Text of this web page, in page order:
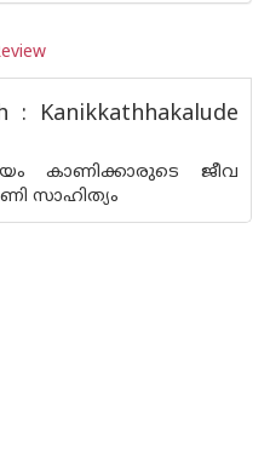
: Kanikkathhakalude
കാണിക്കാരുടെ ജീവ
സാഹിത്യം